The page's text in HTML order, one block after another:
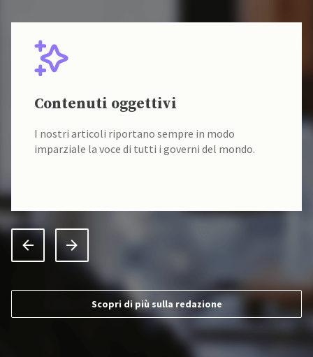
Contenuti oggettivi
I nostri articoli riportano sempre in modo
imparziale la voce di tutti i governi del mondo.
Scopri di più sulla redazione